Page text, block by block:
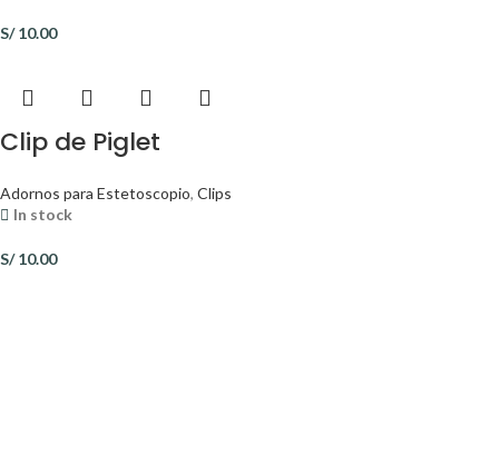
S/10.00
Clip de Piglet
Adornos para Estetoscopio, Clips
In stock
S/10.00